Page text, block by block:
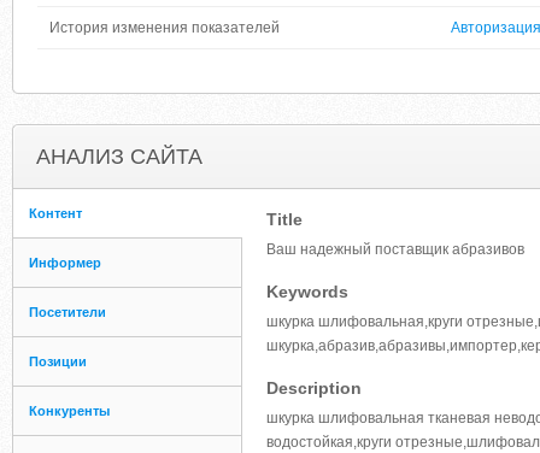
История изменения показателей Авторизация
АНАЛИЗ САЙТА
Контент
Информер
Посетители
Позиции
Конкуренты
Title
Ваш надежный поставщик абразивов
Keywords
шкурка шлифовальная,круги
Description
шкурка шлифовальная тканевая
водостойкая,круги